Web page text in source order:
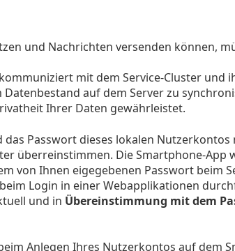
und Nachrichten versenden können,
mit dem Service-Cluster
auf dem Server zu
Ihrer Daten gewährleistet.
das Passwort dieses lokalen
überreinstimmen. Die Smartphone-
von Ihnen eigegebenen Passwort beim
Login in einer Webapplikationen
und in Übereinstimmung mit dem
Anlegen Ihres Nutzerkontos auf dem